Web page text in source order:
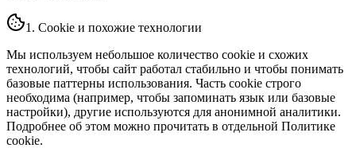
1. Cookie и похожие технологии
Мы используем небольшое количество cookie и схожих
технологий, чтобы сайт работал стабильно и чтобы понимать
базовые паттерны использования. Часть cookie строго
необходима (например, чтобы запоминать язык или базовые
настройки), другие используются для анонимной аналитики.
Подробнее об этом можно прочитать в отдельной Политике
cookie.